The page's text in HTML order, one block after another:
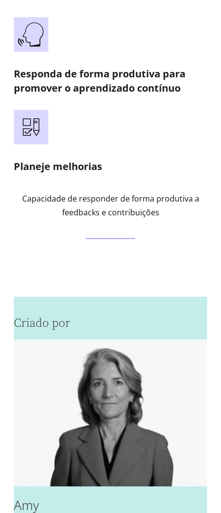
Responda de forma produtiva para
promover o aprendizado contínuo
Planeje melhorias
Capacidade de responder de forma produtiva a
feedbacks e contribuições
Criado por
Amy